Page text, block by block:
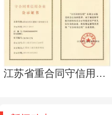
江苏省重合同守信用企业